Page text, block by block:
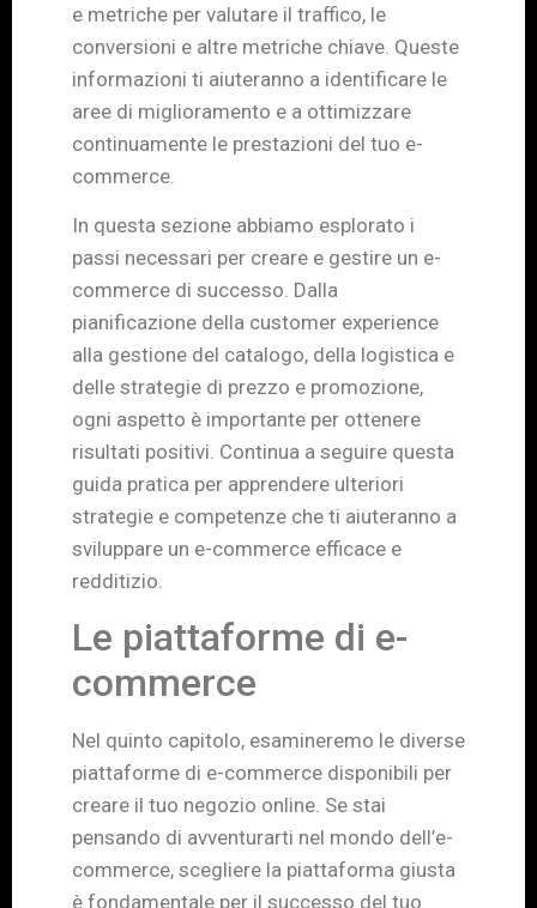
e metriche per valutare il traffico, le
conversioni e altre metriche chiave. Queste
informazioni ti aiuteranno a identificare le
aree di miglioramento e a ottimizzare
continuamente le prestazioni del tuo e-
commerce.
In questa sezione abbiamo esplorato i
passi necessari per creare e gestire un e-
commerce di successo. Dalla
pianificazione della customer experience
alla gestione del catalogo, della logistica e
delle strategie di prezzo e promozione,
ogni aspetto è importante per ottenere
risultati positivi. Continua a seguire questa
guida pratica per apprendere ulteriori
strategie e competenze che ti aiuteranno a
sviluppare un e-commerce efficace e
redditizio.
Le piattaforme di e-
commerce
Nel quinto capitolo, esamineremo le diverse
piattaforme di e-commerce disponibili per
creare il tuo negozio online. Se stai
pensando di avventurarti nel mondo dell’e-
commerce, scegliere la piattaforma giusta
è fondamentale per il successo del tuo